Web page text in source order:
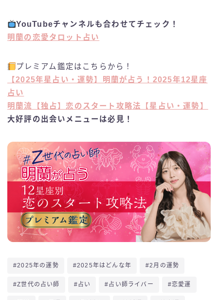
YouTubeチャンネルも合わせてチェック！
明蘭の恋愛タロット占い
プレミアム鑑定はこちらから！
【2025年星占い・運勢】明蘭が占う！2025年12星座
占い
明蘭流【独占】恋のスタート攻略法【星占い・運勢】
大好評の出会いメニューは必見！
#2025年の運勢 #2025年はどんな年 #2月の運勢
#Z世代の占い師 #占い #占い師ライバー #恋愛運